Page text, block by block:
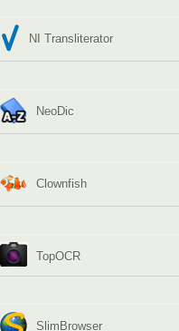
NI Transliterator
NeoDic
Clownfish
TopOCR
SlimBrowser